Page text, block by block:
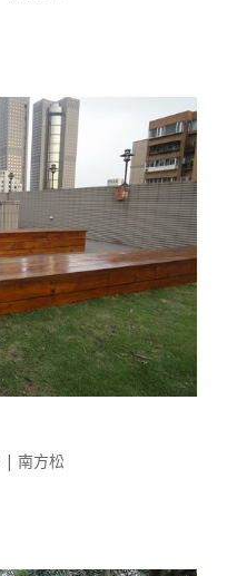
| 南方松